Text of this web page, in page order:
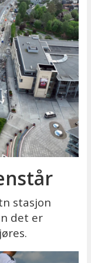
stasjon
det er